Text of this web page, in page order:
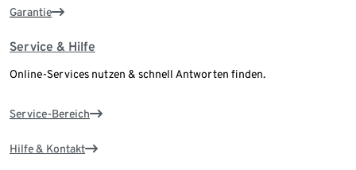
Garantie
Service & Hilfe
Online-Services nutzen & schnell Antworten finden.
Service-Bereich
Hilfe & Kontakt